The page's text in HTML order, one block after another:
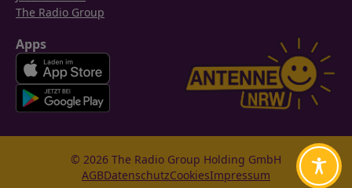
The Radio Group
Apps
© 2026 The Radio Group Holding GmbH
AGBDatenschutzCookiesImpressum